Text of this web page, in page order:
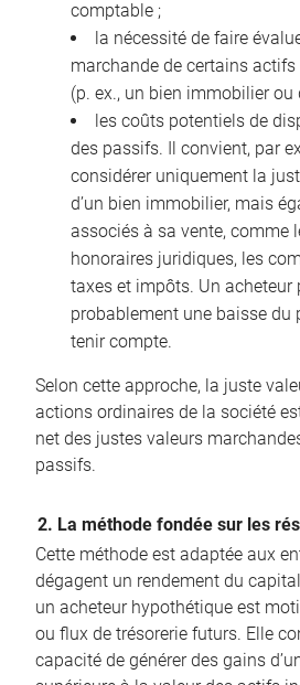
comptable ;
la nécessité de faire
marchande de certains
(p. ex., un bien immobilier ou
les coûts potentiels de
des passifs. Il convient, par
considérer uniquement la
d’un bien immobilier, mais
associés à sa vente, comme
honoraires juridiques, les
taxes et impôts. Un acheteur
probablement une baisse du
tenir compte.
Selon cette approche, la juste
actions ordinaires de la société
net des justes valeurs
passifs.
2. La méthode fondée sur les
Cette méthode est adaptée aux
dégagent un rendement du
un acheteur hypothétique est
ou flux de trésorerie futurs. Elle
capacité de générer des gains